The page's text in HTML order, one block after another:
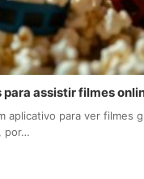
assistir filmes
aplicativo para ver filmes
por…